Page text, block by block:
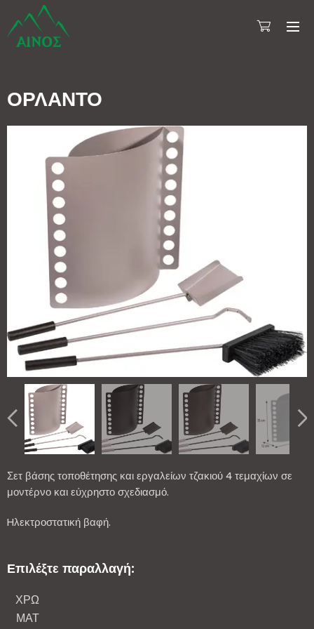
ΟΡΛΑΝΤΟ
Σετ βάσης τοποθέτησης και εργαλείων τζακιού 4 τεμαχίων σε
μοντέρνο και εύχρηστο σχεδιασμό.
Hλεκτροστατική βαφή.
Επιλέξτε παραλλαγή:
ΧΡΩ
ΜΑΤ